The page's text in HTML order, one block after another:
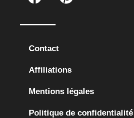
Contact
Affiliations
Mentions légales
Politique de confidentialité